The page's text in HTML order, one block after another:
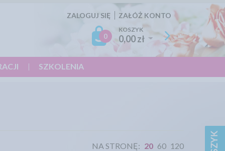
ZALOGUJ SIĘ ZAŁÓŻ KONTO
0
KOSZYK
0,00 zł
SZKOLENIA
NA STRONĘ: 20 60 120